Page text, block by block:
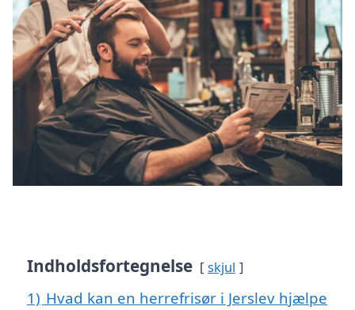
Indholdsfortegnelse skjul
1) Hvad kan en herrefrisør i Jerslev hjælpe